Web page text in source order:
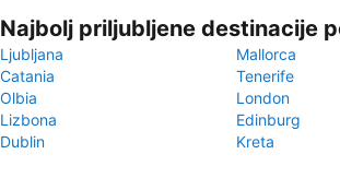
Najbolj priljubljene destinacije
Ljubljana
Mallorca
Catania
Tenerife
Olbia
London
Lizbona
Edinburg
Dublin
Kreta